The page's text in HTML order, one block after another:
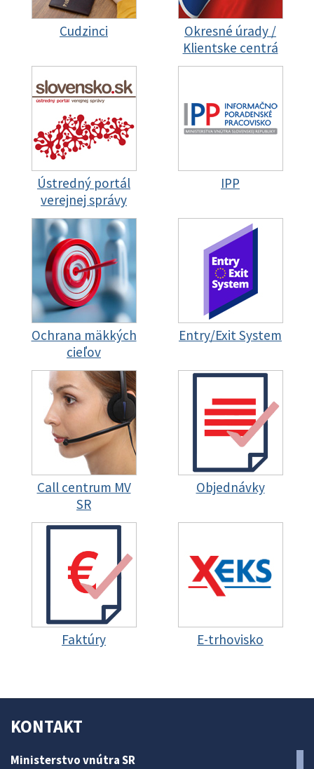
Cudzinci
Okresné úrady /
Klientske centrá
Ústredný portál
verejnej správy
IPP
Ochrana mäkkých
cieľov
Entry/Exit System
Call centrum MV
SR
Objednávky
Faktúry E-trhovisko
KONTAKT
Ministerstvo vnútra SR